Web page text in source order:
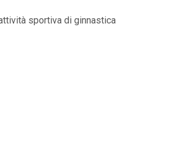
sportiva di ginnastica